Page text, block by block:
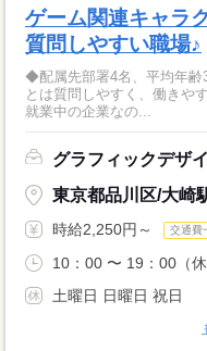
ゲーム関連キャラ
質問しやすい職場♪
◆配属先部署4名、平均年齢
とは質問しやすく、働きや
就業中の企業なの...
グラフィックデザ
東京都品川区/大崎
時給2,250円～ 交通費
10：00 〜 19：00（
土曜日 日曜日 祝日